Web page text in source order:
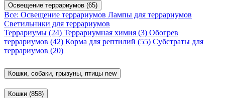
Освещение террариумов (65)
Все: Освещение террариумов Лампы для террариумов
Светильники для террариумов
Террариумы (24) Террариумная химия (3) Обогрев
террариумов (42) Корма для рептилий (55) Субстраты для
террариумов (20)
Кошки, собаки, грызуны, птицы new
Кошки (858)